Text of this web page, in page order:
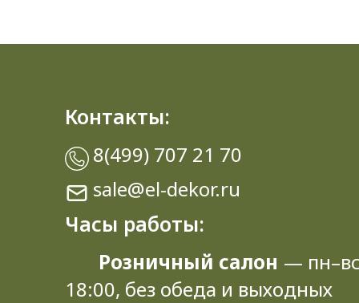
Контакты:
8(499) 707 21 70
sale@el-dekor.ru
Часы работы:
Розничный салон —
18:00, без обеда и выходных